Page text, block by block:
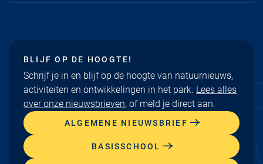
BLIJF OP DE HOOGTE!
Schrijf je in en blijf op de hoogte van natuurnieuws,
activiteiten en ontwikkelingen in het park. Lees alles
over onze nieuwsbrieven, of meld je direct aan.
ALGEMENE NIEUWSBRIEF
BASISSCHOOL